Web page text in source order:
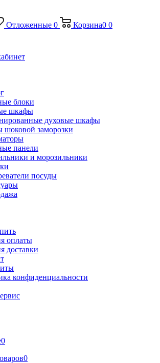
Отложенные 0 Корзина0 0
блоки
шкафы
духовые шкафы
заморозки
панели
и морозильники
посуды
оплаты
доставки
конфиденциальности
0
0